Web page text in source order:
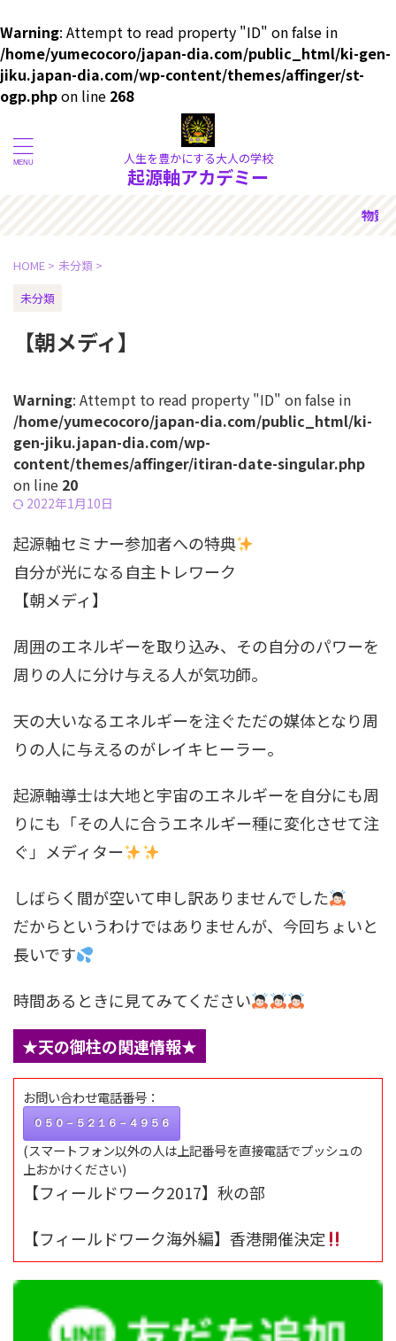
Warning: Attempt to read property "ID" on false in
/home/yumecocoro/japan-dia.com/public_html/ki-gen-
jiku.japan-dia.com/wp-content/themes/affinger/st-
ogp.phpon line 268
人生を豊かにする大人の学校
起源軸アカデミー
にある《本質》を大切にで
HOME > 未分類 >
未分類
【朝メディ】
Warning: Attempt to read property "ID" on false in
/home/yumecocoro/japan-dia.com/public_html/ki-
gen-jiku.japan-dia.com/wp-
content/themes/affinger/itiran-date-singular.php
on line 20
2022年1月10日
起源軸セミナー参加者への特典
自分が光になる自主トレワーク
【朝メディ】
周囲のエネルギーを取り込み、その自分のパワーを
周りの人に分け与える人が気功師。
天の大いなるエネルギーを注ぐただの媒体となり周
りの人に与えるのがレイキヒーラー。
起源軸導士は大地と宇宙のエネルギーを自分にも周
りにも「その人に合うエネルギー種に変化させて注
ぐ」メディター
しばらく間が空いて申し訳ありませんでした
だからというわけではありませんが、今回ちょいと
長いです
時間あるときに見てみてください
★天の御柱の関連情報★
お問い合わせ電話番号：
０５０－５２１６－４９５６
(スマートフォン以外の人は上記番号を直接電話でプッシュの
上おかけください)
【フィールドワーク2017】秋の部
【フィールドワーク海外編】香港開催決定